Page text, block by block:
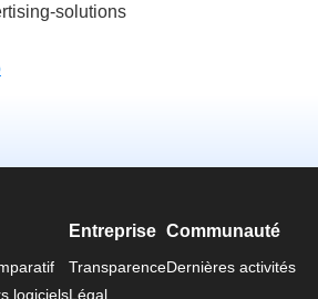
solutions
logiciels
Entreprise
Transparence
Légal
Communauté
Dernières activités